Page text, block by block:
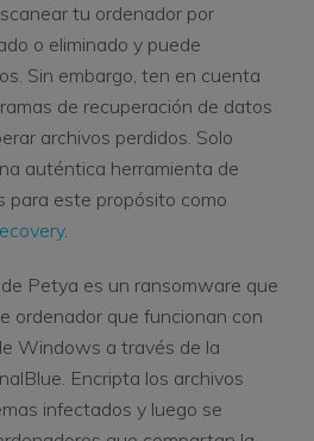
tu ordenador por
o eliminado y puede
Sin embargo, ten en cuenta
de recuperación de datos
archivos perdidos. Solo
auténtica herramienta de
para este propósito como
.
Petya es un ransomware que
ordenador que funcionan con
Windows a través de la
Encripta los archivos
infectados y luego se